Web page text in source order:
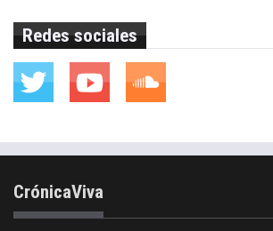
Redes sociales
CrónicaViva